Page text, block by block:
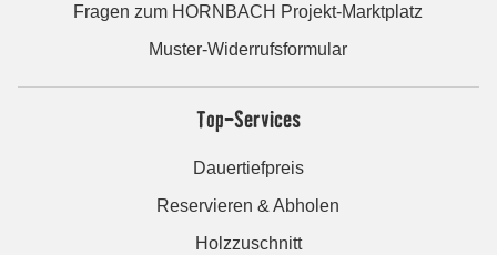
Fragen zum HORNBACH Projekt-Marktplatz
Muster-Widerrufsformular
Top-Services
Dauertiefpreis
Reservieren & Abholen
Holzzuschnitt